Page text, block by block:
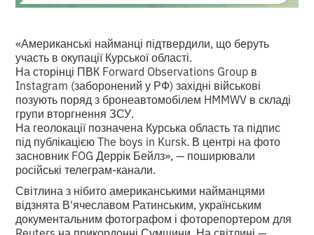
«Американські найманці підтвердили, що беруть
участь в окупації Курської області.
На сторінці ПВК Forward Observations Group в
Instagram (заборонений у РФ) західні військові
позують поряд з бронеавтомобілем HMMWV в складі
групи вторгнення ЗСУ.
На геолокації позначена Курська область та підпис
під публікацією The boys in Kursk. В центрі на фото
засновник FOG Деррік Бейлз», — поширювали
російські телеграм-канали.
Світлина з нібито американськими найманцями
відзнята В'ячеславом Ратинським, українським
документальним фотографом і фоторепортером для